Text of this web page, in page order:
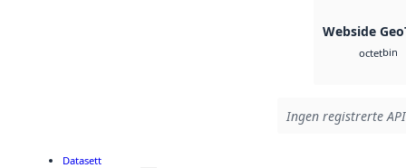
Webside
octetbin
Ingen registrerte
Datasett